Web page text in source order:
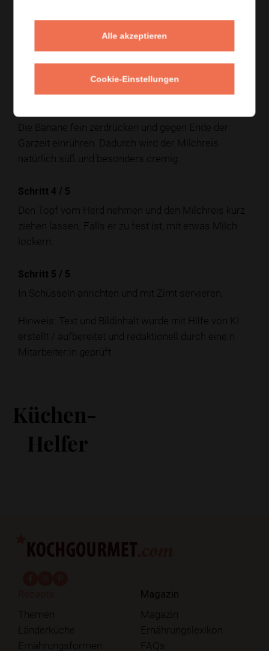
Sobald der Milchreis aufkocht, die Hitze reduzieren.
Bei niedriger Temperaturca. 25 Minutenköcheln
lassen und regelmäßig umrühren.
Die Banane fein zerdrücken und gegen Ende der
Garzeit einrühren. Dadurch wird der Milchreis
natürlich süß und besonders cremig.
Schritt 4 / 5
Den Topf vom Herd nehmen und den Milchreis kurz
ziehen lassen. Falls er zu fest ist, mit etwas Milch
lockern.
Schritt 5 / 5
In Schüsseln anrichten und mit Zimt servieren.
Hinweis: Text und Bildinhalt wurde mit Hilfe von KI
erstellt / aufbereitet und redaktionell durch eine:n
Mitarbeiter:in geprüft.
Küchen-
Helfer
Themen
Länderküche
Ernährungsformen
Magazin
Magazin
Ernährungslexikon
FAQs
Alle akzeptieren
Cookie-Einstellungen